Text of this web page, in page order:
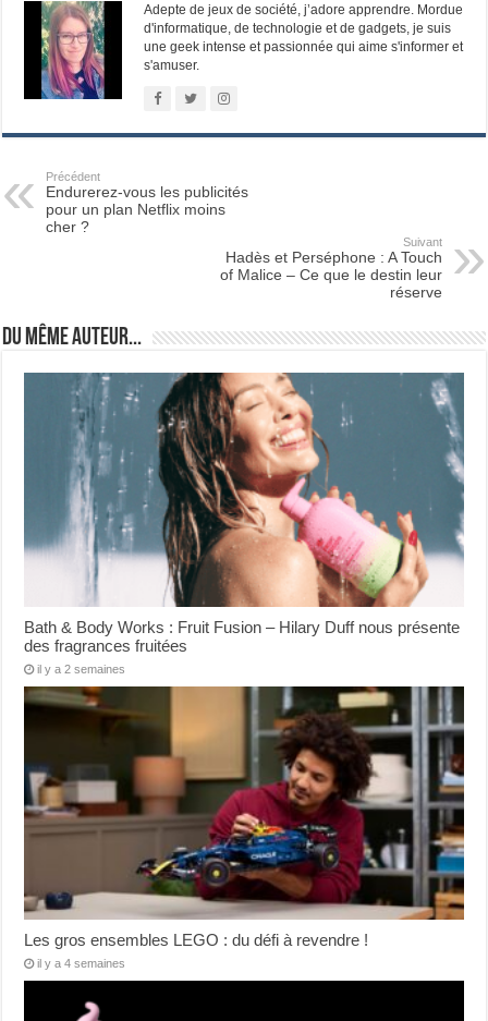
Adepte de jeux de société, j’adore apprendre. Mordue
d'informatique, de technologie et de gadgets, je suis
une geek intense et passionnée qui aime s'informer et
s'amuser.
Précédent
Endurerez-vous les publicités
pour un plan Netflix moins
cher ?
Suivant
Hadès et Perséphone : A Touch
of Malice – Ce que le destin leur
réserve
Du même auteur...
Bath & Body Works : Fruit Fusion – Hilary Duff nous présente
des fragrances fruitées
il y a 2 semaines
Les gros ensembles LEGO : du défi à revendre !
il y a 4 semaines